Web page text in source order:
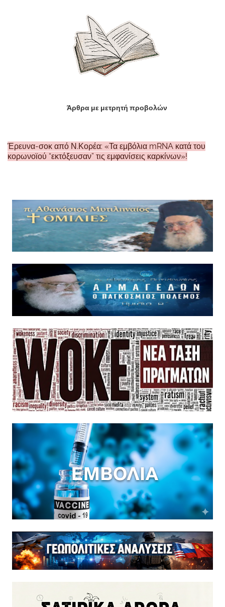
Άρθρα με μετρητή προβολών
Έρευνα-σοκ από Ν.Κορέα: «Τα εμβόλια mRNA κατά του
κορωνοϊού “εκτόξευσαν” τις εμφανίσεις καρκίνων»!